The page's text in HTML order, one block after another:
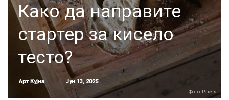
Како да направите
стартер за кисело
тесто?
Арт Кујна Јун 13, 2025
Фото: Pexels